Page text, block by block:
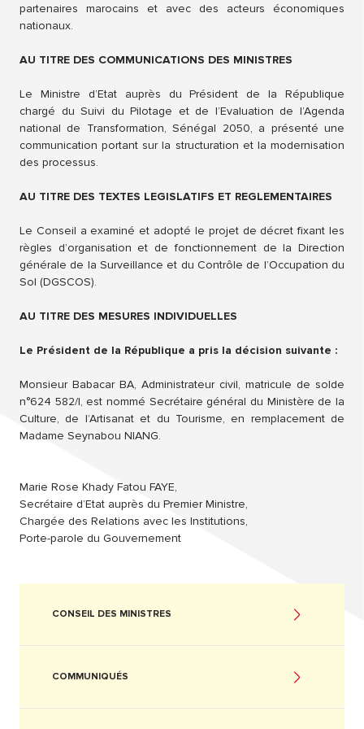
partenaires marocains et avec des acteurs économiques
nationaux.
AU TITRE DES COMMUNICATIONS DES MINISTRES
Le Ministre d’Etat auprès du Président de la République
chargé du Suivi du Pilotage et de l’Evaluation de l’Agenda
national de Transformation, Sénégal 2050, a présenté une
communication portant sur la structuration et la modernisation
des processus.
AU TITRE DES TEXTES LEGISLATIFS ET REGLEMENTAIRES
Le Conseil a examiné et adopté le projet de décret fixant les
règles d’organisation et de fonctionnement de la Direction
générale de la Surveillance et du Contrôle de l’Occupation du
Sol (DGSCOS).
AU TITRE DES MESURES INDIVIDUELLES
Le Président de la République a pris la décision suivante :
Monsieur Babacar BA, Administrateur civil, matricule de solde
n°624 582/I, est nommé Secrétaire général du Ministère de la
Culture, de l’Artisanat et du Tourisme, en remplacement de
Madame Seynabou NIANG.
Marie Rose Khady Fatou FAYE,
Secrétaire d’Etat auprès du Premier Ministre,
Chargée des Relations avec les Institutions,
Porte-parole du Gouvernement
CONSEIL DES MINISTRES
COMMUNIQUÉS